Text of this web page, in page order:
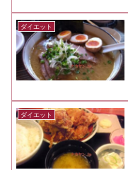
ダイエット
ダイエット